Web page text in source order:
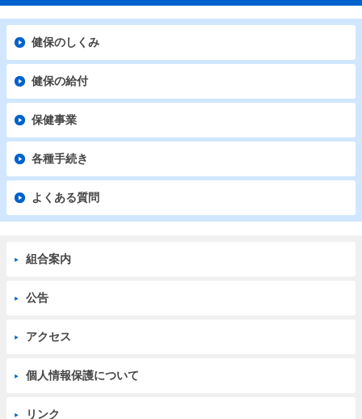
健保のしくみ
健保の給付
保健事業
各種手続き
よくある質問
組合案内
公告
アクセス
個人情報保護について
リンク